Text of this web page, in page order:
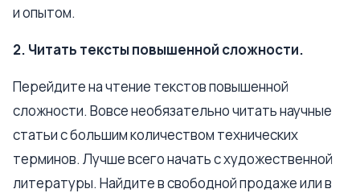
и опытом.
2. Читать тексты повышенной сложности.
Перейдите на чтение текстов повышенной
сложности. Вовсе необязательно читать научные
статьи с большим количеством технических
терминов. Лучше всего начать с художественной
литературы. Найдите в свободной продаже или в